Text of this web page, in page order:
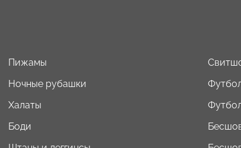
Пижамы
Ночные рубашки
Халаты
Боди